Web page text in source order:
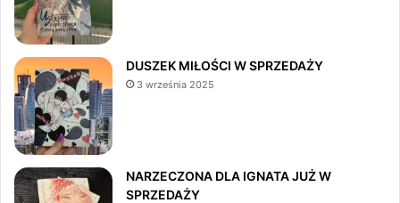
k
DUSZEK MIŁOŚCI W SPRZEDAŻY
3 września 2025
NARZECZONA DLA IGNATA JUŻ W
SPRZEDAŻY